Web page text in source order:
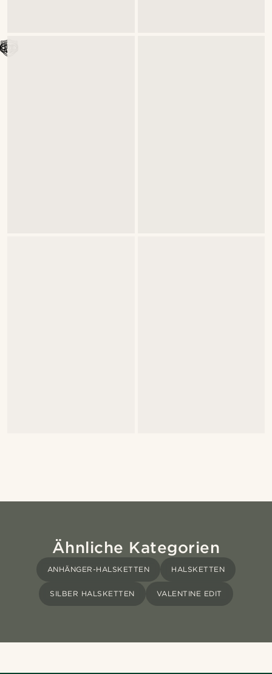
Ähnliche Kategorien
ANHÄNGER-HALSKETTEN HALSKETTEN
SILBER HALSKETTEN VALENTINE EDIT